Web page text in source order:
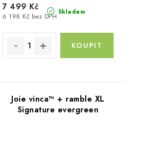
Skladem
6 198 Kč bez DPH
7 499 Kč
Joie vinca™ + ramble XL
Signature evergreen